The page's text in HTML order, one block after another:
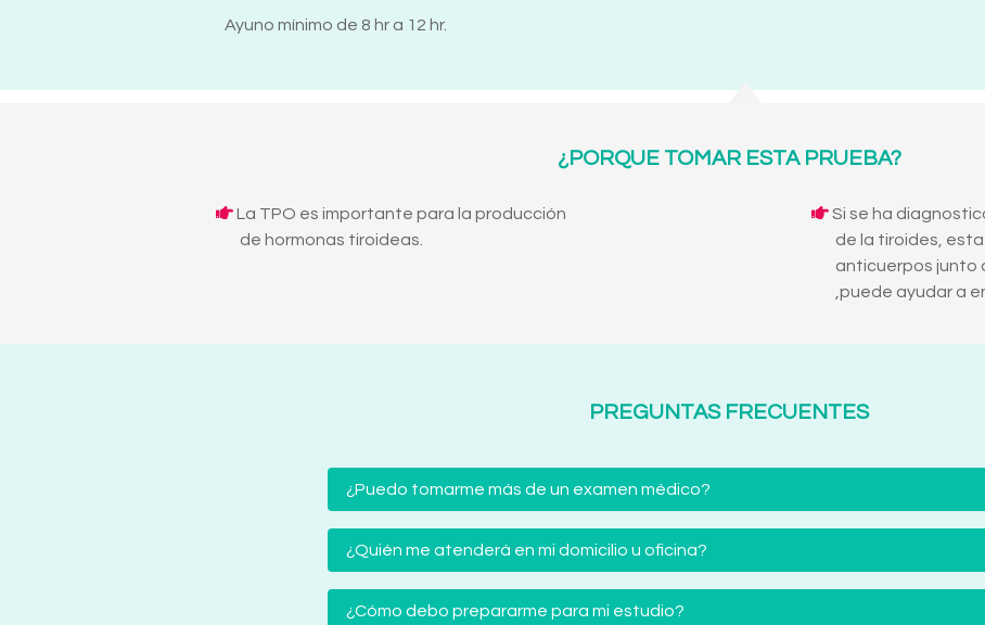
Ayuno mínimo de 8 hr a 12 hr.
¿PORQUE TOMAR ESTA PRUEBA?
La TPO es importante para la producción
de hormonas tiroideas.
Si se ha
de la tiroides,
anticuerpos junto
,puede ayudar a
PREGUNTAS FRECUENTES
¿Puedo tomarme más de un examen médico?
¿Quién me atenderá en mi domicilio u oficina?
¿Cómo debo prepararme para mi estudio?